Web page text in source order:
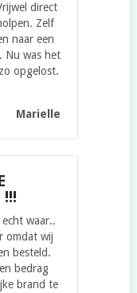
direct
Zelf
naar een
Nu was het
opgelost.
Marielle
waar..
omdat wij
besteld.
bedrag
brand te